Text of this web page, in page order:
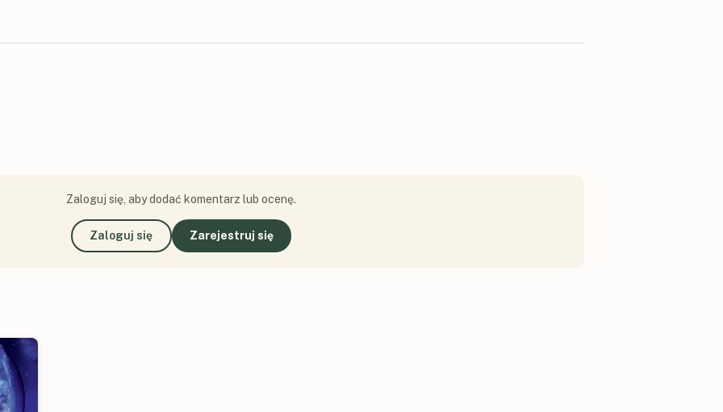
Zaloguj się, aby dodać komentarz lub ocenę.
Zaloguj się Zarejestruj się